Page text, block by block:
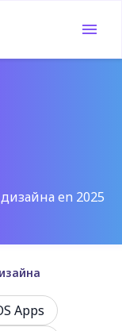
en 2025
Apps